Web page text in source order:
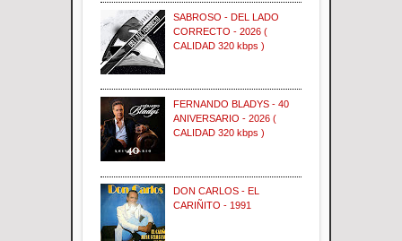
SABROSO - DEL LADO
CORRECTO - 2026 (
CALIDAD 320 kbps )
FERNANDO BLADYS - 40
ANIVERSARIO - 2026 (
CALIDAD 320 kbps )
DON CARLOS - EL
CARIÑITO - 1991